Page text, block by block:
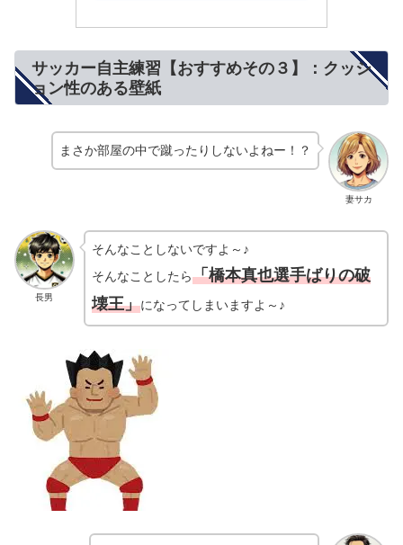
サッカー自主練習【おすすめその３】：クッシ
ョン性のある壁紙
妻サカ
まさか部屋の中で蹴ったりしないよねー！？
長男
そんなことしないですよ～♪
そんなことしたら「橋本真也選手ばりの破
壊王」になってしまいますよ～♪